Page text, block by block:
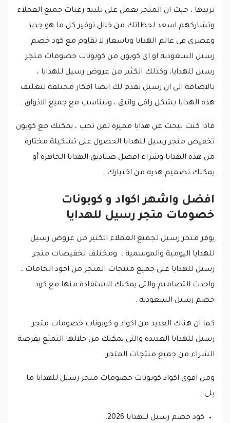
تريدها ، حيث ان المتجر يعمل على تلبية رغبات جميع العملاء
وتشاركهم اسعد لحظاتك من خلال توفير كل ما هو جديد
وعصرى فى عالم الهدايا وباسعار لا تقاوم مع كود خصم
رسيل السعودية او اى كوبون من كوبونات خصومات متجر
رسيل للهدايا، وكذلك الكثير من عروض رسيل للهدايا ،
بالاضافة الى ان رسيل تقدم لك ايضا افكار مختلفة لتغليف
هذه الهدايا بشكل راقى وانيق ، وتتناسب مع جميع الاذواق .
فاذا كنت تبحث عن هدايا مميزة لمن تحب ، يمكنك مع كوبون
تخفيض متجر رسيل للهدايا الحصول على تشكيلة مختارة
من هذه الهدايا وشراء افضل صناديق الهدايا الجاهزة أو
يمكنك تصميم هديه من اختيارك .
افضل واشهر اكواد و كوبونات
خصومات متجر رسيل للهدايا
يوفر متجر رسيل لجميع العملاء الكثير من عروض رسيل
للهدايا اليومية والموسمية ، ومختلف تخفيضات متجر
رسيل للهدايا على جميع منتجات المتجر من اجود الخامات ،
واحدث التصاميم والتى يمكنك الاستفادة منها مع كود
خصم رسيل السعودية .
كما ان هناك العديد من اكواد و كوبونات خصومات متجر
رسيل للهدايا العديدة والتى يمكنك من خلالها التمتع بفرصة
الشراء من جميع منتجات المتجر .
ومن اقوى اكواد كوبونات خصومات متجر رسيل للهدايا ما
يلى :
كود خصم رسيل للهدايا 2026.